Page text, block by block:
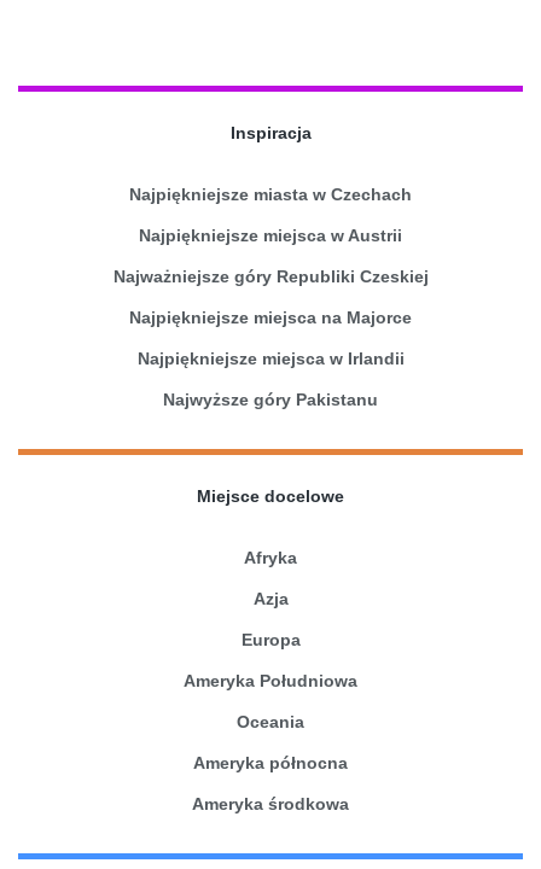
Inspiracja
Najpiękniejsze miasta w Czechach
Najpiękniejsze miejsca w Austrii
Najważniejsze góry Republiki Czeskiej
Najpiękniejsze miejsca na Majorce
Najpiękniejsze miejsca w Irlandii
Najwyższe góry Pakistanu
Miejsce docelowe
Afryka
Azja
Europa
Ameryka Południowa
Oceania
Ameryka północna
Ameryka środkowa